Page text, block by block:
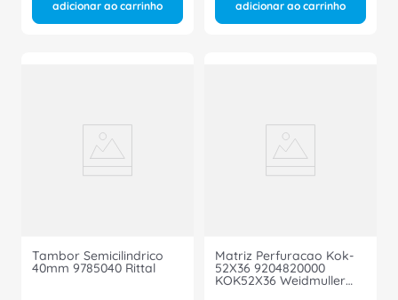
adicionar ao carrinho adicionar ao carrinho
Tambor Semicilindrico
40mm 9785040 Rittal
Matriz Perfuracao Kok-
52X36 9204820000
KOK52X36 Weidmuller